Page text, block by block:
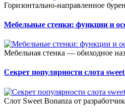
Горизонтально-направленное
Мебельные стенки: функции и
Мебельная стенка — обиходное
Секрет популярности слота
Слот Sweet Bonanza от